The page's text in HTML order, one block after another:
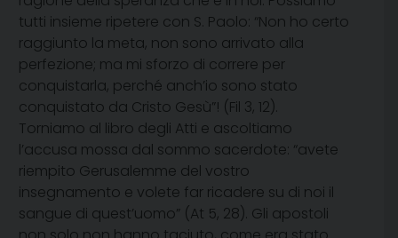
tutti insieme ripetere con S. Paolo: “Non ho certo
raggiunto la meta, non sono arrivato alla
perfezione; ma mi sforzo di correre per
conquistarla, perché anch’io sono stato
conquistato da Cristo Gesù”! (Fil 3, 12).
Torniamo al libro degli Atti e ascoltiamo
l’accusa mossa dal sommo sacerdote: “avete
riempito Gerusalemme del vostro
insegnamento e volete far ricadere su di noi il
sangue di quest’uomo” (At 5, 28). Gli apostoli